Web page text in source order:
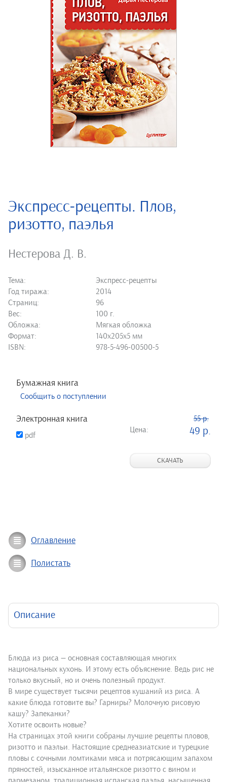
Экспресс-рецепты. Плов,
ризотто, паэлья
Нестерова Д. В.
Тема:
Экспресс-рецепты
Год тиража:
2014
Страниц:
96
Вес:
100 г.
Обложка:
Мягкая обложка
Формат:
140х205х5 мм
ISBN:
978-5-496-00500-5
Бумажная книга
Сообщить о поступлении
Электронная книга
pdf
55 р.
Цена:
49 р.
СКАЧАТЬ
Оглавление
Полистать
Описание
Блюда из риса — основная составляющая многих
национальных кухонь. И этому есть объяснение. Ведь рис не
только вкусный, но и очень полезный продукт.
В мире существует тысячи рецептов кушаний из риса. А
какие блюда готовите вы? Гарниры? Молочную рисовую
кашу? Запеканки?
Хотите освоить новые?
На страницах этой книги собраны лучшие рецепты пловов,
ризотто и паэльи. Настоящие среднеазиатские и турецкие
пловы с сочными ломтиками мяса и потрясающим запахом
пряностей, изысканное итальянское ризотто с вином и